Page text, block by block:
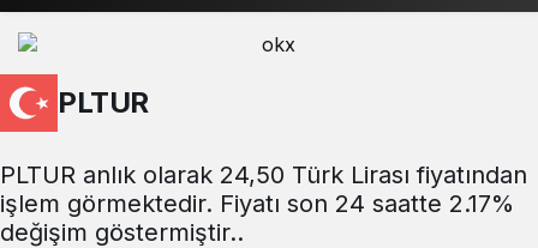
PLTUR
PLTUR anlık olarak 24,50 Türk Lirası fiyatından
işlem görmektedir. Fiyatı son 24 saatte 2.17%
değişim göstermiştir..